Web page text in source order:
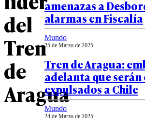
del
Tren
de
Aragua
amenazas a
alarmas en Fiscalía
Mundo
25 de Marzo de 2025
Tren de Aragua:
adelanta que
expulsados a Chile
Mundo
24 de Marzo de 2025